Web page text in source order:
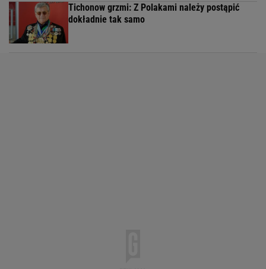
Tichonow grzmi: Z Polakami należy postąpić
dokładnie tak samo